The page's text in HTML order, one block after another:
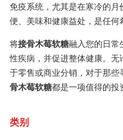
免疫系统，尤其是在寒冷的
便、美味和健康益处，是任何
将接骨木莓软糖融入您的日常
性疾病，并促进整体健康。
于零售或商业分销，对于那些
骨木莓软糖都是一项值得的投
类别